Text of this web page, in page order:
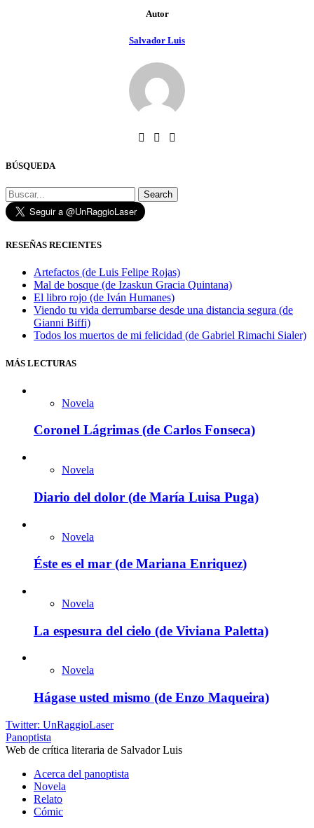
Autor
Salvador Luis
BÚSQUEDA
Search
RESEÑAS RECIENTES
Artefactos (de Luis Felipe Rojas)
Mal de bosque (de Izaskun Gracia Quintana)
El libro rojo (de Iván Humanes)
Viendo tu vida derrumbarse desde una distancia segura (de
Gianni Biffi)
Todos los muertos de mi felicidad (de Gabriel Rimachi Sialer)
MÁS LECTURAS
Novela
Coronel Lágrimas (de Carlos Fonseca)
Novela
Diario del dolor (de María Luisa Puga)
Novela
Éste es el mar (de Mariana Enriquez)
Novela
La espesura del cielo (de Viviana Paletta)
Novela
Hágase usted mismo (de Enzo Maqueira)
Twitter: UnRaggioLaser
Panoptista
Web de crítica literaria de Salvador Luis
Acerca del panoptista
Novela
Relato
Cómic